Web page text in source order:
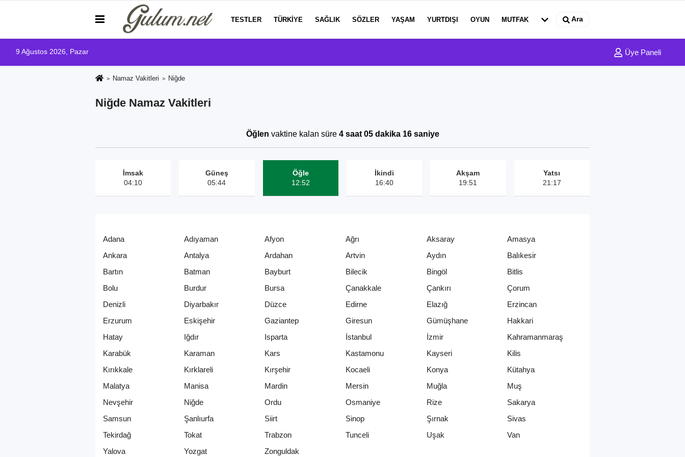
TESTLER TÜRKIYE SAĞLIK SÖZLER YAŞAM YURTDIŞI OYUN MUTFAK Ara
9 Ağustos 2026, Pazar Üye Paneli
Namaz Vakitleri Niğde
Niğde Namaz Vakitleri
Öğlen vaktine kalan süre 4 saat 05 dakika 16 saniye
İmsak
04:10
Güneş
05:44
Öğle
12:52
İkindi
16:40
Akşam
19:51
Yatsı
21:17
Adana Adıyaman Afyon Ağrı Aksaray
Amasya
Ankara
Antalya Ardahan Artvin Aydın
Balıkesir
Bartın
Batman Bayburt Bilecik Bingöl
Bitlis
Bolu
Burdur Bursa Çanakkale Çankırı
Çorum
Denizli
Diyarbakır Düzce Edirne Elazığ
Erzincan
Erzurum
Eskişehir Gaziantep Giresun Gümüşhane
Hakkari
Hatay
Iğdır Isparta İstanbul İzmir
Kahramanmaraş
Karabük
Karaman Kars Kastamonu Kayseri
Kilis
Kırıkkale
Kırklareli Kırşehir Kocaeli Konya
Kütahya
Malatya
Manisa Mardin Mersin Muğla
Muş
Nevşehir
Niğde Ordu Osmaniye Rize
Sakarya
Samsun
Şanlıurfa Siirt Sinop Şırnak
Sivas
Tekirdağ
Tokat Trabzon Tunceli Uşak
Van
Yalova
Yozgat Zonguldak